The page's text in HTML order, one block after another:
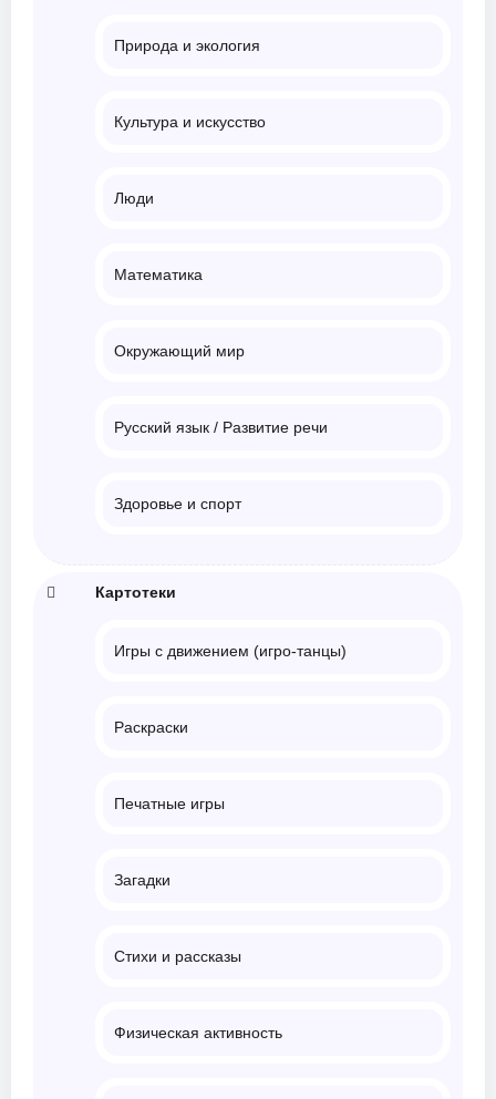
Природа и экология
Культура и искусство
Люди
Математика
Окружающий мир
Русский язык / Развитие речи
Здоровье и спорт
Картотеки
Игры с движением (игро-танцы)
Раскраски
Печатные игры
Загадки
Стихи и рассказы
Физическая активность